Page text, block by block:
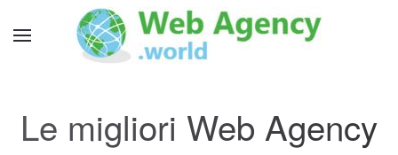
Le migliori Web Agency